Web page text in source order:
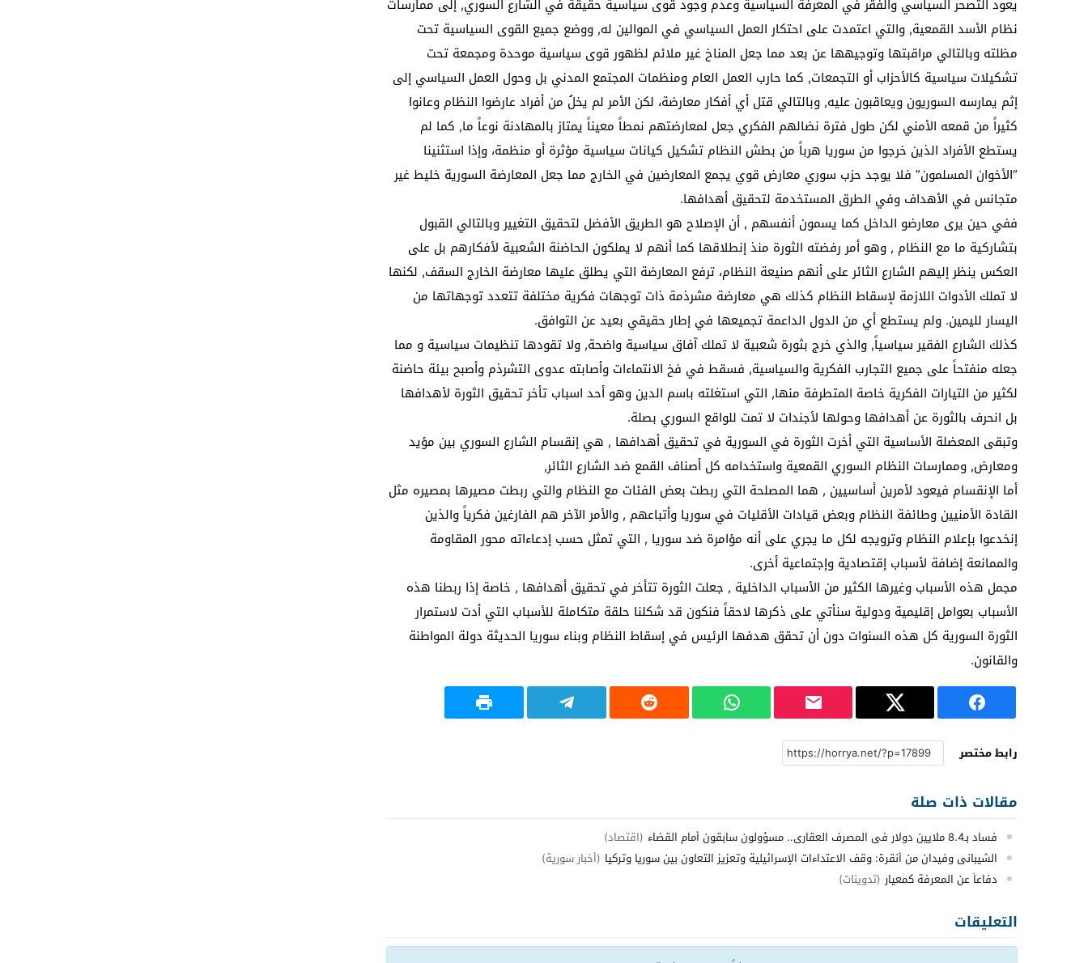
يعود التصحر السياسي والفقر في المعرفة السياسية وعدم وجود قوى سياسية حقيقة في الشارع السوري, إلى ممارسات
نظام الأسد القمعية, والتي اعتمدت على احتكار العمل السياسي في الموالين له, ووضع جميع القوى السياسية تحت
مظلته وبالتالي مراقبتها وتوجيهها عن بعد مما جعل المناخ غير ملائم لظهور قوى سياسية موحدة ومجمعة تحت
تشكيلات سياسية كالأحزاب أو التجمعات, كما حارب العمل العام ومنظمات المجتمع المدني بل وحول العمل السياسي إلى
إثم يمارسه السوريون ويعاقبون عليه, وبالتالي قتل أي أفكار معارضة، لكن الأمر لم يخلُ من أفراد عارضوا النظام وعانوا
كثيراً من قمعه الأمني لكن طول فترة نضالهم الفكري جعل لمعارضتهم نمطاً معيناً يمتاز بالمهادنة نوعاً ما, كما لم
يستطع الأفراد الذين خرجوا من سوريا هرباً من بطش النظام تشكيل كيانات سياسية مؤثرة أو منظمة، وإذا استثنينا
“الأخوان المسلمون” فلا يوجد حزب سوري معارض قوي يجمع المعارضين في الخارج مما جعل المعارضة السورية خليط غير
متجانس في الأهداف وفي الطرق المستخدمة لتحقيق أهدافها.
ففي حين يرى معارضو الداخل كما يسمون أنفسهم , أن الإصلاح هو الطريق الأفضل لتحقيق التغيير وبالتالي القبول
بتشاركية ما مع النظام , وهو أمر رفضته الثورة منذ إنطلاقها كما أنهم لا يملكون الحاضنة الشعبية لأفكارهم بل على
العكس ينظر إليهم الشارع الثائر على أنهم صنيعة النظام، ترفع المعارضة التي يطلق عليها معارضة الخارج السقف, لكنها
لا تملك الأدوات اللازمة لإسقاط النظام كذلك هي معارضة مشرذمة ذات توجهات فكرية مختلفة تتعدد توجهاتها من
اليسار لليمين. ولم يستطع أي من الدول الداعمة تجميعها في إطار حقيقي بعيد عن التوافق.
كذلك الشارع الفقير سياسياً, والذي خرج بثورة شعبية لا تملك آفاق سياسية واضحة, ولا تقودها تنظيمات سياسية و مما
جعله منفتحاً على جميع التجارب الفكرية والسياسية, فسقط في فخ الانتماءات وأصابته عدوى التشرذم وأصبح بيئة حاضنة
لكثير من التيارات الفكرية خاصة المتطرفة منها, التي استغلته باسم الدين وهو أحد اسباب تأخر تحقيق الثورة لأهدافها
بل انحرف بالثورة عن أهدافها وحولها لأجندات لا تمت للواقع السوري بصلة.
وتبقى المعضلة الأساسية التي أخرت الثورة في السورية في تحقيق أهدافها , هي إنقسام الشارع السوري بين مؤيد
ومعارض, وممارسات النظام السوري القمعية واستخدامه كل أصناف القمع ضد الشارع الثائر,
أما الإنقسام فيعود لأمرين أساسيين , هما المصلحة التي ربطت بعض الفئات مع النظام والتي ربطت مصيرها بمصيره مثل
القادة الأمنيين وطائفة النظام وبعض قيادات الأقليات في سوريا وأتباعهم , والأمر الآخر هم الفارغين فكرياً والذين
إنخدعوا بإعلام النظام وترويجه لكل ما يجري على أنه مؤامرة ضد سوريا , التي تمثل حسب إدعاءاته محور المقاومة
والممانعة إضافة لأسباب إقتصادية وإجتماعية أخرى.
مجمل هذه الأسباب وغيرها الكثير من الأسباب الداخلية , جعلت الثورة تتأخر في تحقيق أهدافها , خاصة إذا ربطنا هذه
الأسباب بعوامل إقليمية ودولية سنأتي على ذكرها لاحقاً فنكون قد شكلنا حلقة متكاملة للأسباب التي أدت لاستمرار
الثورة السورية كل هذه السنوات دون أن تحقق هدفها الرئيس في إسقاط النظام وبناء سوريا الحديثة دولة المواطنة
والقانون.
رابط مختصر
مقالات ذات صلة
فساد بـ8.4 ملايين دولار في المصرف العقاري.. مسؤولون سابقون أمام القضاء
(اقتصاد)
الشيباني وفيدان من أنقرة: وقف الاعتداءات الإسرائيلية وتعزيز التعاون بين سوريا وتركيا (أخبار سورية)
دفاعاً عن المعرفة كمعيار (تدوينات)
التعليقات